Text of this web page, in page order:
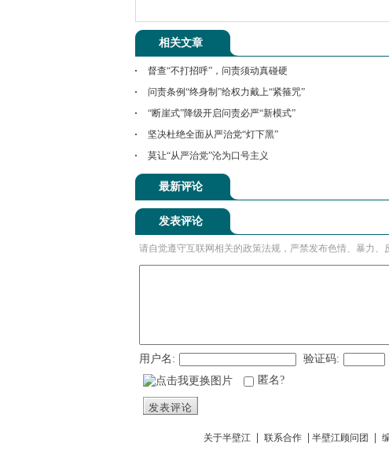
相关文章
督查“不打招呼”，问责须动真碰硬
问责条例“终身制”给权力戴上“紧箍咒”
“断崖式”降级开启问责必严“新模式”
坚决杜绝全面从严治党“灯下黑”
莫让“从严治党”沦为口号主义
最新评论
发表评论
请自觉遵守互联网相关的政策法规，严禁发布色情、暴力、
用户名:
验证码:
匿名?
发表评论
关于半壁江 联系合作 半壁江顾问团